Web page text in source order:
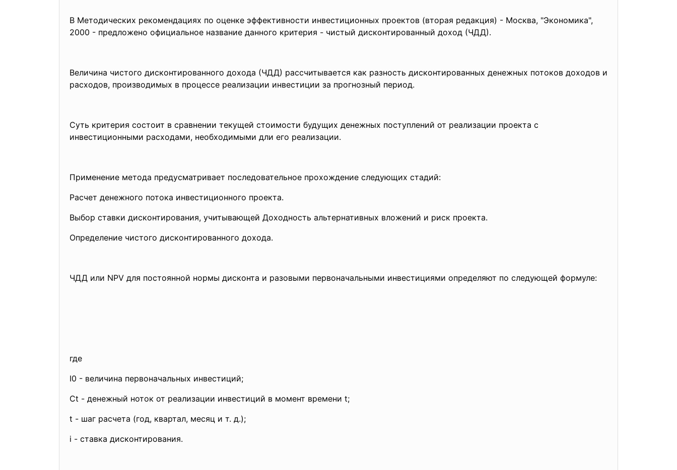
В Методических рекомендациях по оценке эффективности инвестиционных проектов (вторая редакция) - Москва, "Экономика",
2000 - предложено официальное название данного критерия - чистый дисконтированный доход (ЧДД).
Величина чистого дисконтированного дохода (ЧДД) рассчитывается как разность дисконтированных денежных потоков доходов и
расходов, производимых в процессе реализации инвестиции за прогнозный период.
Суть критерия состоит в сравнении текущей стоимости будущих денежных поступлений от реализации проекта с
инвестиционными расходами, необходимыми дли его реализации.
Применение метода предусматривает последовательное прохождение следующих стадий:
Расчет денежного потока инвестиционного проекта.
Выбор ставки дисконтирования, учитывающей Доходность альтернативных вложений и риск проекта.
Определение чистого дисконтированного дохода.
ЧДД или NPV для постоянной нормы дисконта и разовыми первоначальными инвестициями определяют по следующей формуле:
где
I0 - величина первоначальных инвестиций;
Сt - денежный ноток от реализации инвестиций в момент времени t;
t - шаг расчета (год, квартал, месяц и т. д.);
i - ставка дисконтирования.